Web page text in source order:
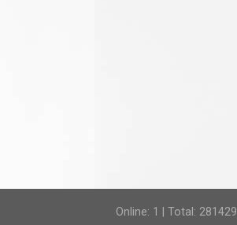
Online: 1 | Total: 281429